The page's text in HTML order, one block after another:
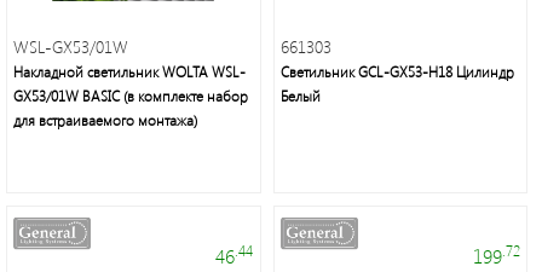
настольные
лампы,
бра,
споты
WSL-GX53/01W
Накладной cветильник WOLTA WSL-
GX53/01W BASIC (в комплекте набор
для встраиваемого монтажа)
661303
Светильник GCL-GX53-H18 Цилиндр
Белый
46.44 199.72